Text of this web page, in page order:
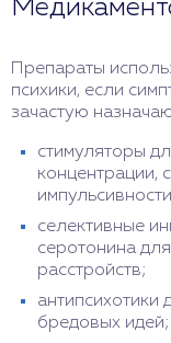
Препараты
психики, если
зачастую
стимуляторы
концентрации,
селективные
серотонина
расстройств;
антипсихотики
бредовых идей;